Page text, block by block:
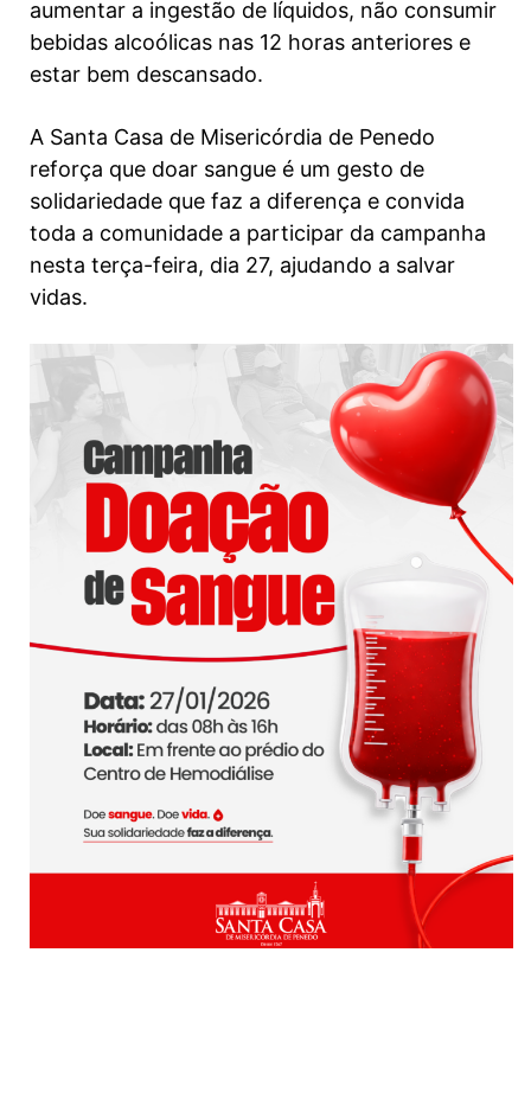
aumentar a ingestão de líquidos, não consumir
bebidas alcoólicas nas 12 horas anteriores e
estar bem descansado.
A Santa Casa de Misericórdia de Penedo
reforça que doar sangue é um gesto de
solidariedade que faz a diferença e convida
toda a comunidade a participar da campanha
nesta terça-feira, dia 27, ajudando a salvar
vidas.